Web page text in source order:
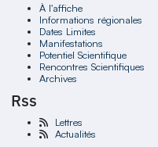
À l'affiche
Informations régionales
Dates Limites
Manifestations
Potentiel Scientifique
Rencontres Scientifiques
Archives
Rss
Lettres
Actualités